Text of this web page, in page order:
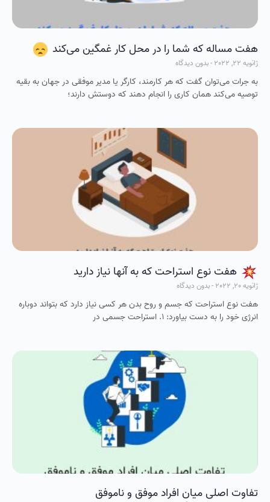
هفت مساله که شما را در محل کار غمگین می‌کند
ژانویه 22, 2022 بدون دیدگاه
به جرات می‌توان گفت که هر کارمند، کارگر یا مدیر موفقی در جهان به بقیه
توصیه می‌کند همان کاری را انجام دهند که دوستش دارند؛
هفت نوع استراحت که به آنها نیاز دارید
ژانویه 20, 2022 بدون دیدگاه
هفت نوع استراحت که جسم و روح بدن هر کسی نیاز دارد که بتواند دوباره
انرژی خود را به دست بیاورد: ۱. استراحت جسمی در
تفاوت اصلی میان افراد موفق و ناموفق